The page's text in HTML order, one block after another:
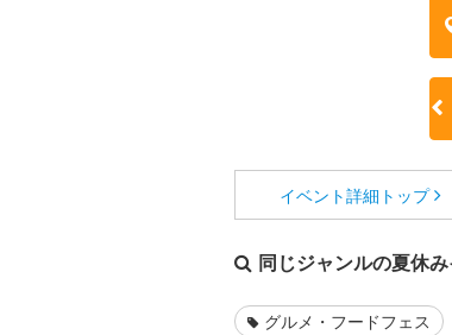
イベント詳細 トップ
同じジャンルの夏休み
グルメ・フードフェス